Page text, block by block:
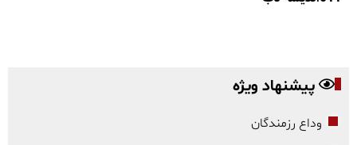
پیشنهاد ویژه
وداع رزمندگان